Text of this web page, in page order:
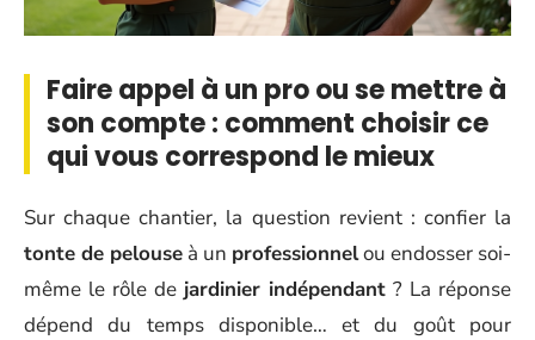
Faire appel à un pro ou se mettre à
son compte : comment choisir ce
qui vous correspond le mieux
Sur chaque chantier, la question revient : confier la
tonte de pelouse à un professionnelou endosser soi-
même le rôle de jardinier indépendant ? La réponse
dépend du temps disponible… et du goût pour